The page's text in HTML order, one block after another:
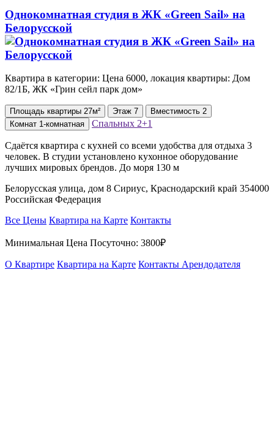
Однокомнатная студия в ЖК «Green Sail» на
Белорусской
Квартира в категории: Цена 6000, локация квартиры: Дом
82/1Б, ЖК «Грин сейл парк дом»
Площадь квартиры 27м² Этаж 7 Вместимость 2
Комнат 1-комнатная Спальных 2+1
Сдаётся квартира с кухней со всеми удобства для отдыха 3
человек. В студии установлено кухонное оборудование
лучших мировых брендов. До моря 130 м
Белорусская улица, дом 8 Сириус, Краснодарский край 354000
Российская Федерация
Все Цены Квартира на Карте Контакты
Минимальная Цена Посуточно: 3800₽
О Квартире Квартира на Карте Контакты Арендодателя